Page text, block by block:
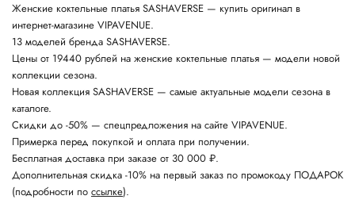
Женские коктельные платья SASHAVERSE — купить оригинал в
интернет-магазине VIPAVENUE.
13 моделей бренда SASHAVERSE.
Цены от 19440 рублей на женские коктельные платья — модели новой
коллекции сезона.
Новая коллекция SASHAVERSE — самые актуальные модели сезона в
каталоге.
Скидки до -50% — спецпредложения на сайте VIPAVENUE.
Примерка перед покупкой и оплата при получении.
Бесплатная доставка при заказе от 30 000 ₽.
Дополнительная скидка -10% на первый заказ по промокоду ПОДАРОК
(подробности по ссылке).